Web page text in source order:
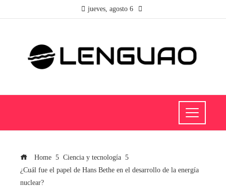
jueves, agosto 6
Home
Ciencia y tecnología
¿Cuál fue el papel de Hans Bethe en el desarrollo de la energía
nuclear?